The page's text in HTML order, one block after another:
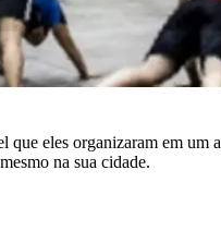
eles organizaram em
na sua cidade.